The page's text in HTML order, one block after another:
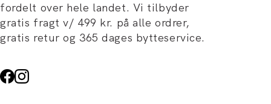
fordelt over hele landet. Vi tilbyder
gratis fragt v/ 499 kr. på alle ordrer,
gratis retur og 365 dages bytteservice.